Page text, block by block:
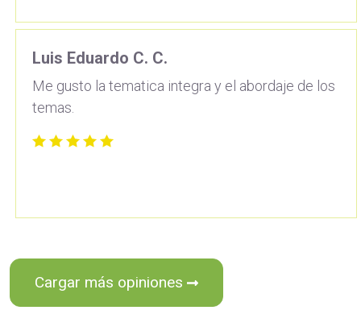
Luis Eduardo C. C.
Me gusto la tematica integra y el abordaje de los
temas.
Cargar más opiniones